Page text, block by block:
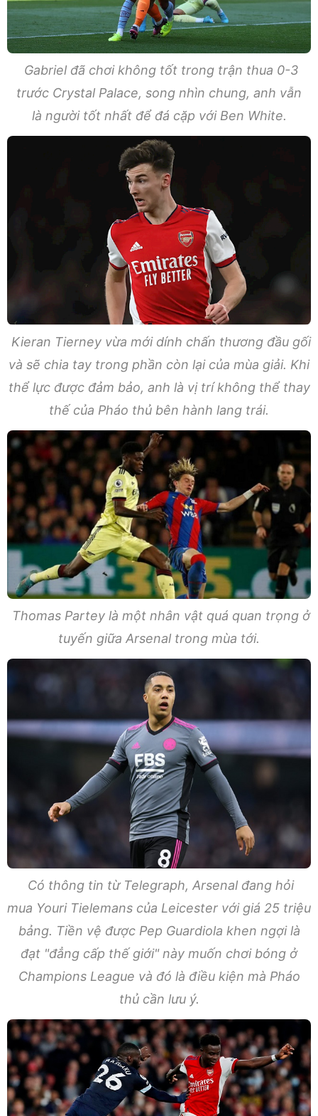
Gabriel đã chơi không tốt trong trận thua 0-3
trước Crystal Palace, song nhìn chung, anh vẫn
là người tốt nhất để đá cặp với Ben White.
Kieran Tierney vừa mới dính chấn thương đầu gối
và sẽ chia tay trong phần còn lại của mùa giải. Khi
thể lực được đảm bảo, anh là vị trí không thể thay
thế của Pháo thủ bên hành lang trái.
Thomas Partey là một nhân vật quá quan trọng ở
tuyến giữa Arsenal trong mùa tới.
Có thông tin từ Telegraph, Arsenal đang hỏi
mua Youri Tielemans của Leicester với giá 25 triệu
bảng. Tiền vệ được Pep Guardiola khen ngợi là
đạt "đẳng cấp thế giới" này muốn chơi bóng ở
Champions League và đó là điều kiện mà Pháo
thủ cần lưu ý.